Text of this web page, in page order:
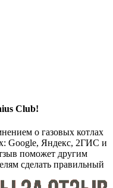
Club!
о газовых котлах
Google, Яндекс, 2ГИС и
поможет другим
сделать правильный